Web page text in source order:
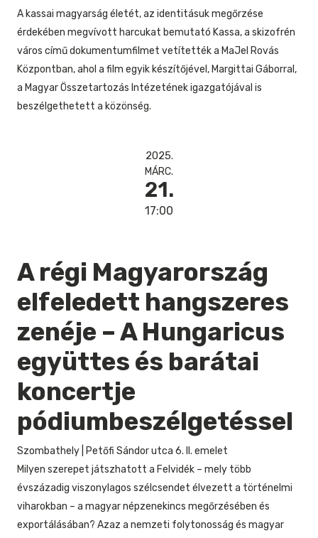
A kassai magyarság életét, az identitásuk megőrzése
érdekében megvívott harcukat bemutató Kassa, a skizofrén
város című dokumentumfilmet vetítették a MaJel Rovás
Központban, ahol a film egyik készítőjével, Margittai Gáborral,
a Magyar Összetartozás Intézetének igazgatójával is
beszélgethetett a közönség.
2025.
MÁRC.
21.
17:00
A régi Magyarország
elfeledett hangszeres
zenéje – A Hungaricus
együttes és barátai
koncertje
pódiumbeszélgetéssel
Szombathely
Petőfi Sándor utca 6. II. emelet
Milyen szerepet játszhatott a Felvidék – mely több
évszázadig viszonylagos szélcsendet élvezett a történelmi
viharokban – a magyar népzenekincs megőrzésében és
exportálásában? Azaz a nemzeti folytonosság és magyar